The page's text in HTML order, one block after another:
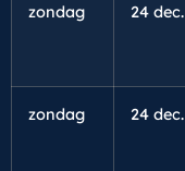
zondag 24 dec.
zondag 24 dec.